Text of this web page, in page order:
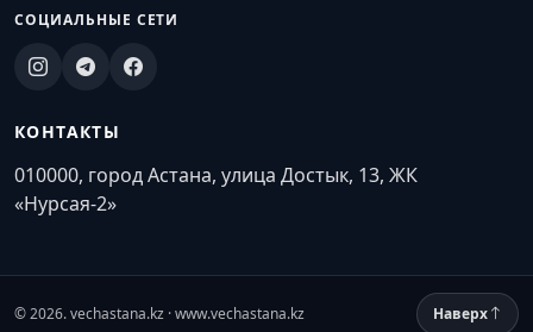
СОЦИАЛЬНЫЕ СЕТИ
КОНТАКТЫ
010000, город Астана, улица Достык, 13, ЖК
«Нурсая-2»
© 2026. vechastana.kz · www.vechastana.kz Наверх